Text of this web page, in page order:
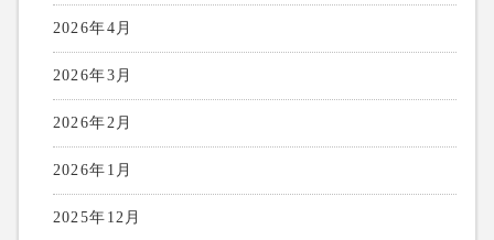
2026年4月
2026年3月
2026年2月
2026年1月
2025年12月